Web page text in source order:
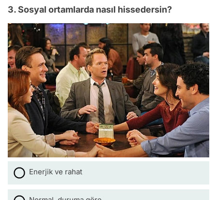
3. Sosyal ortamlarda nasıl hissedersin?
Enerjik ve rahat